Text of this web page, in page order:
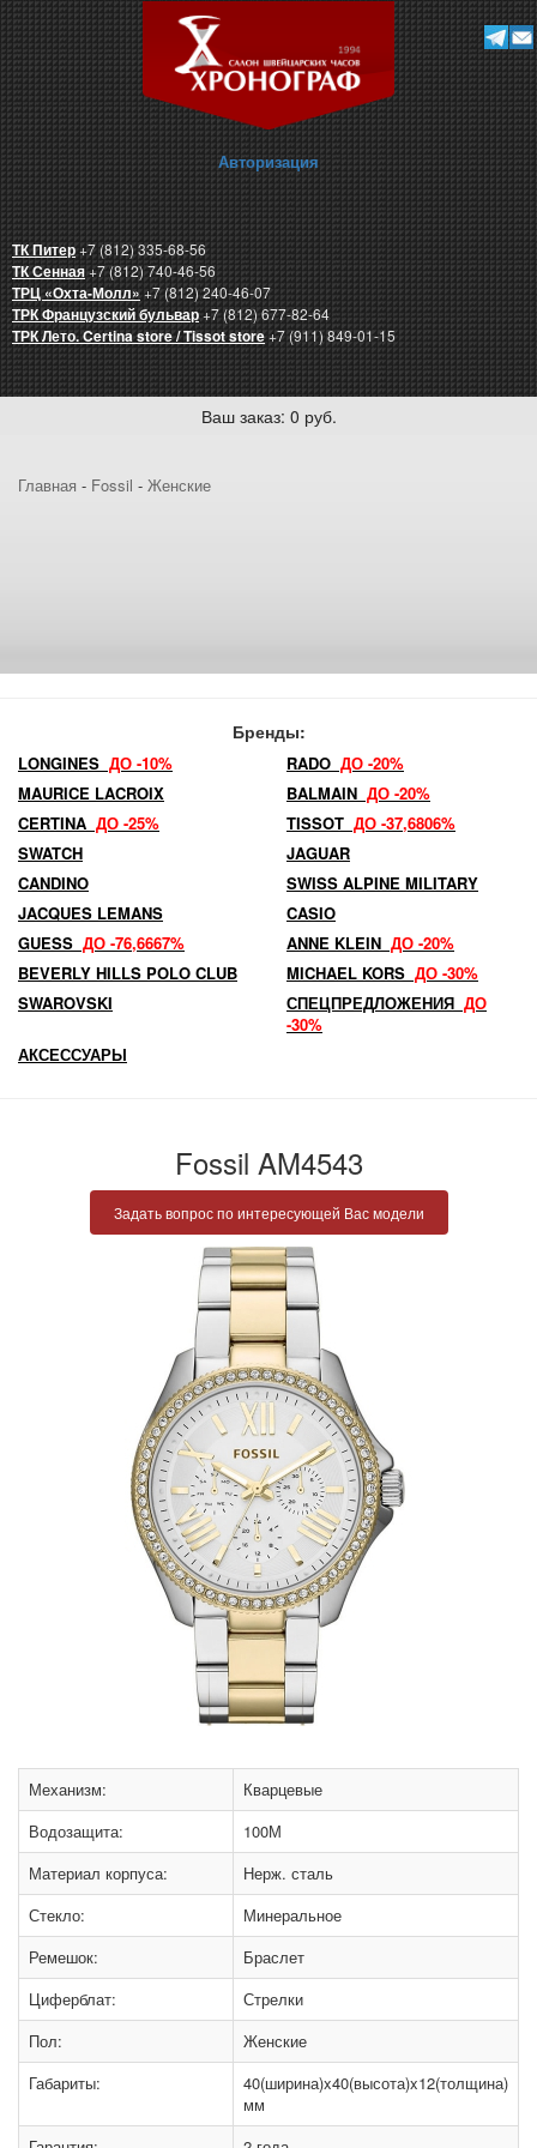
Авторизация
ТК Питер+7 (812) 335-68-56
ТК Сенная+7 (812) 740-46-56
ТРЦ «Охта-Молл»+7 (812) 240-46-07
ТРК Французский бульвар+7 (812) 677-82-64
ТРК Лето. Certina store / Tissot store+7 (911) 849-01-15
Ваш заказ: 0 руб.
Главная - Fossil - Женские
Бренды:
LONGINES ДО -10% RADO ДО -20%
MAURICE LACROIX
BALMAIN ДО -20%
CERTINA ДО -25% TISSOT ДО -37,6806%
SWATCH
JAGUAR
CANDINO
SWISS ALPINE MILITARY
JACQUES LEMANS
CASIO
GUESS ДО -76,6667% ANNE KLEIN ДО -20%
BEVERLY HILLS POLO CLUB
MICHAEL KORS ДО -30%
SWAROVSKI
СПЕЦПРЕДЛОЖЕНИЯ ДО
-30%
АКСЕССУАРЫ
Fossil AM4543
Задать вопрос по интересующей Вас модели
Механизм:
Кварцевые
Водозащита:
100М
Материал корпуса:
Нерж. сталь
Стекло:
Минеральное
Ремешок:
Браслет
Циферблат:
Стрелки
Пол:
Женские
Габариты:
40(ширина)x40(высота)x12(толщина)
мм